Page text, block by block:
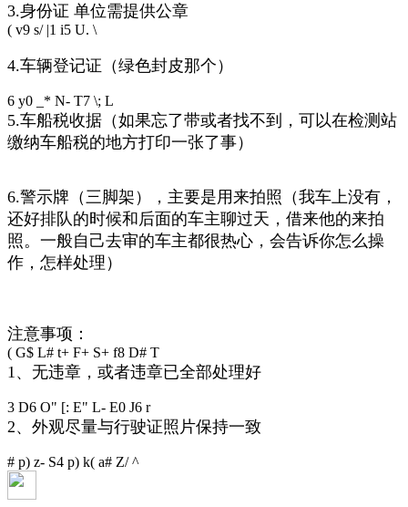
3.身份证 单位需提供公章
( v9 s/ |1 i5 U. \
4.车辆登记证（绿色封皮那个）
6 y0 _* N- T7 \; L
5.车船税收据（如果忘了带或者找不到，可以在检测站
缴纳车船税的地方打印一张了事）
6.警示牌（三脚架），主要是用来拍照（我车上没有，
还好排队的时候和后面的车主聊过天，借来他的来拍
照。一般自己去审的车主都很热心，会告诉你怎么操
作，怎样处理）
注意事项：
( G$ L# t+ F+ S+ f8 D# T
1、无违章，或者违章已全部处理好
3 D6 O" [: E" L- E0 J6 r
2、外观尽量与行驶证照片保持一致
# p) z- S4 p) k( a# Z/ ^